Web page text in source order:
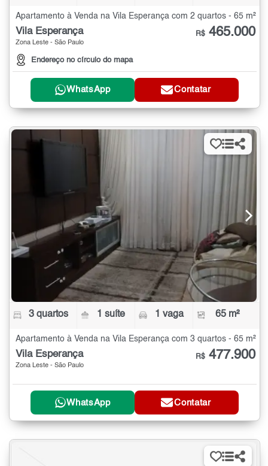
Apartamento à Venda na Vila Esperança com 2 quartos - 65 m²
Vila Esperança
Zona Leste - São Paulo
Endereço no círculo do mapa
R$ 465.000
WhatsApp Contatar
3 quartos 1 suíte 1 vaga 65 m²
Apartamento à Venda na Vila Esperança com 3 quartos - 65 m²
Vila Esperança
Zona Leste - São Paulo
R$ 477.900
WhatsApp Contatar